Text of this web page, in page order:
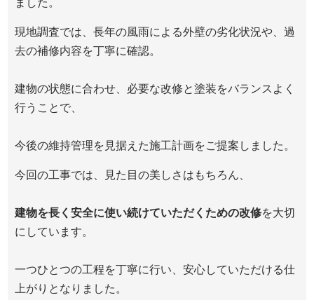
現地調査では、長年の風雨による外壁の劣化状況や、過
去の補修内容を丁寧に確認。
建物の状態に合わせ、必要な改修と塗装をバランスよく
行うことで、
今後の維持管理を見据えた施工計画をご提案しました。
今回の工事では、見た目の美しさはもちろん、
建物を長く安全に使い続けていただくための改修を大切
にしています。
一つひとつの工程を丁寧に行い、安心していただける仕
上がりとなりました。